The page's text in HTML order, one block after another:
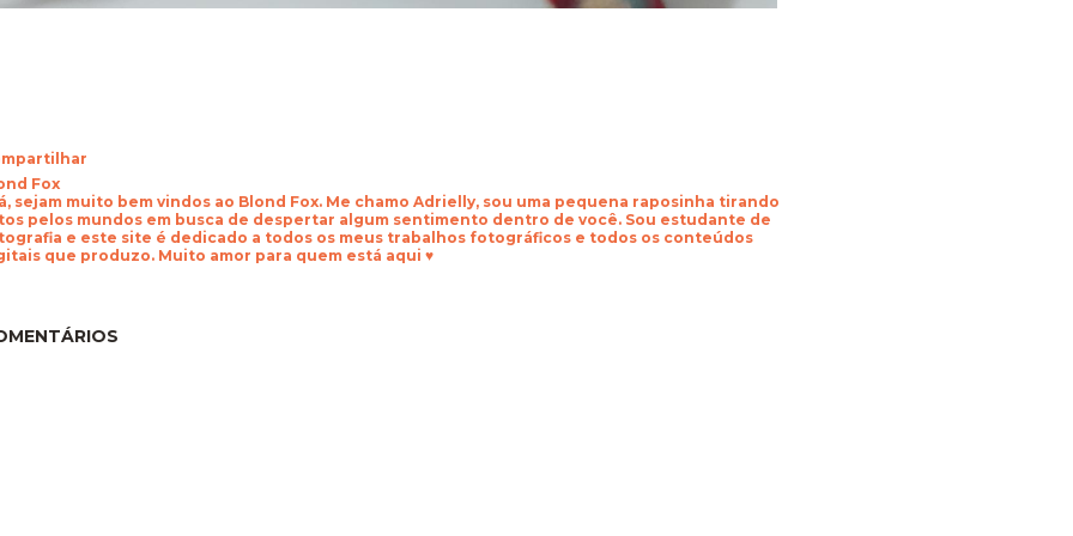
Fox
sejam muito bem vindos ao Blond Fox. Me chamo Adrielly, sou uma pequena raposinha tirando
pelos mundos em busca de despertar algum sentimento dentro de você. Sou estudante de
e este site é dedicado a todos os meus trabalhos fotográficos e todos os conteúdos
que produzo. Muito amor para quem está aqui ♥